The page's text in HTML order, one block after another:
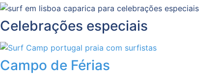
Celebrações especiais
Campo de Férias